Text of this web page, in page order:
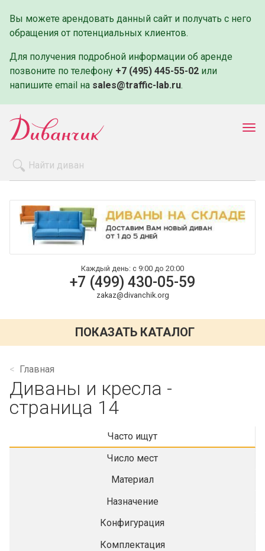
Вы можете арендовать данный сайт и получать с него
обращения от потенциальных клиентов.
Для получения подробной информации об аренде
позвоните по телефону +7 (495) 445-55-02 или
напишите email на sales@traffic-lab.ru.
Оплата и доставка
Контакты
Каждый день: с 9:00 до 20:00
+7 (499) 430-05-59
zakaz@divanchik.org
ПОКАЗАТЬ КАТАЛОГ
Главная
Диваны и кресла -
страница 14
Часто ищут
Число мест
Материал
Назначение
Конфигурация
Комплектация